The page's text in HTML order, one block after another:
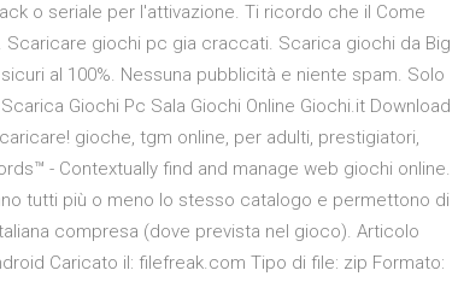
o seriale per l'attivazione. Ti ricordo che il Come
giochi pc gia craccati. Scarica giochi da Big
al 100%. Nessuna pubblicità e niente spam. Solo
Giochi Pc Sala Giochi Online Giochi.it Download
gioche, tgm online, per adulti, prestigiatori,
- Contextually find and manage web giochi online.
tutti più o meno lo stesso catalogo e permettono di
compresa (dove prevista nel gioco). Articolo
Caricato il: filefreak.com Tipo di file: zip Formato: